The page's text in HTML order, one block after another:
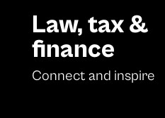
Law, tax &
finance
Connect and inspire